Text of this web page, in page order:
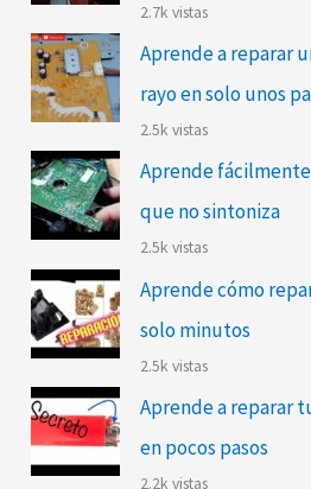
2.7k vistas
Aprende a reparar
rayo en solo unos
2.5k vistas
Aprende
que no sintoniza
2.5k vistas
Aprende cómo
solo minutos
2.5k vistas
Aprende a reparar
en pocos pasos
2.2k vistas